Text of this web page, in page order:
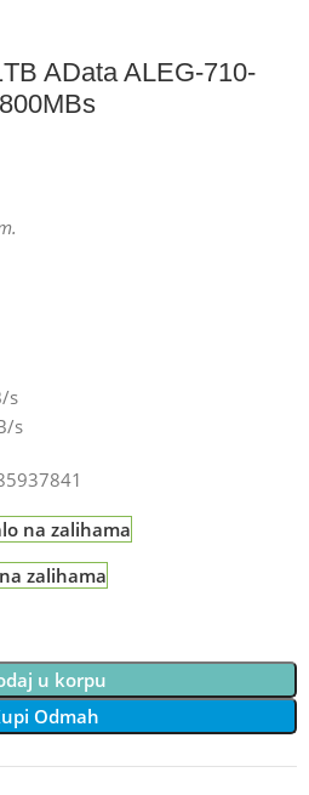
AData ALEG-710-
s
s
na zalihama
zalihama
u korpu
Odmah